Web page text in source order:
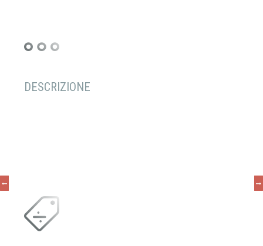
DESCRIZIONE